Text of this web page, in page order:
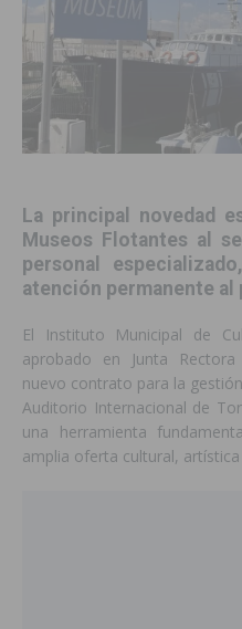
La principal novedad
Museos Flotantes al
personal
atención permanente al
El Instituto Municipal de
aprobado en Junta
nuevo contrato para la
Auditorio Internacional de
una herramienta
amplia oferta cultural,